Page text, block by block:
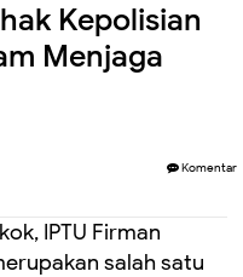
Kepolisian
Menjaga
Komentar
IPTU Firman
salah satu